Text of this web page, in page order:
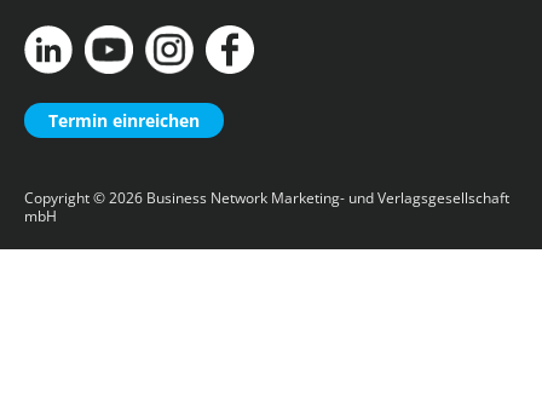
Termin einreichen
Copyright © 2026 Business Network Marketing- und Verlagsgesellschaft
mbH